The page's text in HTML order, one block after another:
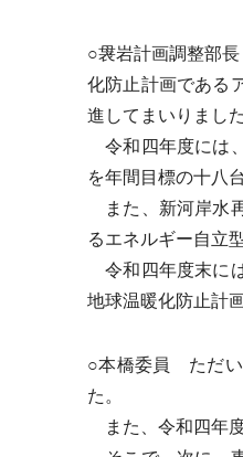
○袰岩計画調整部
化防止計画である
進してまいりました
令和四年度には
を年間目標の十八
また、新河岸水
るエネルギー自立
令和四年度末に
地球温暖化防止計
○本橋委員 ただい
た。
また、令和四年